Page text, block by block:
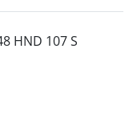
HND 107 S